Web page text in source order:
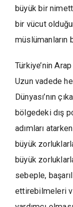
büyük bir
bir vücut
müslümanların
Türkiye’nin
Uzun vadede
Dünyası’nın
bölgedeki dış
adımları
büyük
büyük
sebeple,
ettirebilmeleri